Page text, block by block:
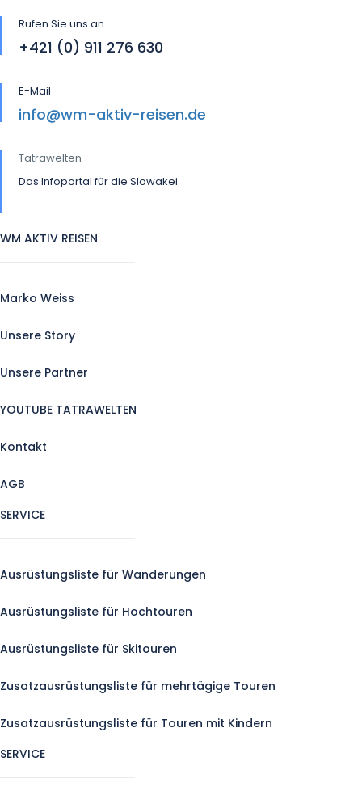
Rufen Sie uns an
+421 (0) 911 276 630
E-Mail
info@wm-aktiv-reisen.de
Tatrawelten
Das Infoportal für die Slowakei
WM AKTIV REISEN
Marko Weiss
Unsere Story
Unsere Partner
YOUTUBE TATRAWELTEN
Kontakt
AGB
SERVICE
Ausrüstungsliste für Wanderungen
Ausrüstungsliste für Hochtouren
Ausrüstungsliste für Skitouren
Zusatzausrüstungsliste für mehrtägige Touren
Zusatzausrüstungsliste für Touren mit Kindern
SERVICE